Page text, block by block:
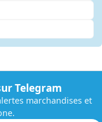
Telegram
marchandises et